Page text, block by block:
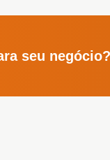
seu negócio?